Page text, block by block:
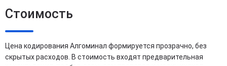
Стоимость
Цена кодирования Алгоминал формируется прозрачно, без
скрытых расходов. В стоимость входят предварительная